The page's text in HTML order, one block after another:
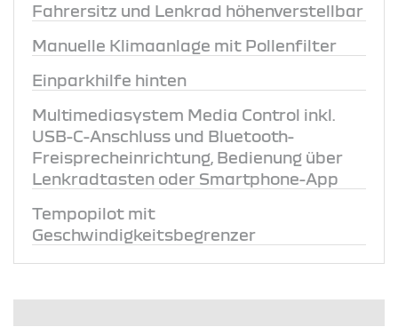
Fahrersitz und Lenkrad höhenverstellbar
Manuelle Klimaanlage mit Pollenfilter
Einparkhilfe hinten
Multimediasystem Media Control inkl.
USB-C-Anschluss und Bluetooth-
Freisprecheinrichtung, Bedienung über
Lenkradtasten oder Smartphone-App
Tempopilot mit
Geschwindigkeitsbegrenzer